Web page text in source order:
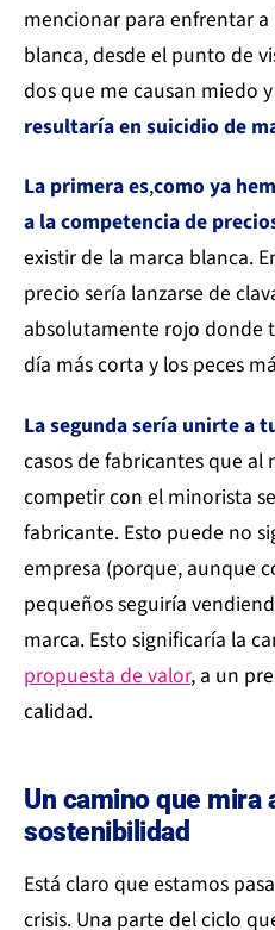
mencionar para enfrentar
blanca, desde el punto de
dos que me causan miedo
resultaría en suicidio de
La primera es,como ya
a la competencia de
existir de la marca blanca.
precio sería lanzarse de
absolutamente rojo donde
día más corta y los peces
La segunda sería unirte a
casos de fabricantes que al
competir con el minorista
fabricante. Esto puede no
empresa (porque, aunque
pequeños seguiría
marca. Esto significaría la
propuesta de valor, a un
calidad.
Un camino que mira
sostenibilidad
Está claro que estamos
crisis. Una parte del ciclo